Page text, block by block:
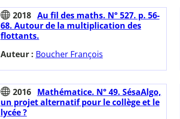
2018 Au fil des maths. N° 527. p. 56-
68. Autour de la multiplication des
flottants.
Auteur : Boucher François
2016
Mathématice. N° 49. SésaAlgo,
un projet alternatif pour le collège et le
lycée ?